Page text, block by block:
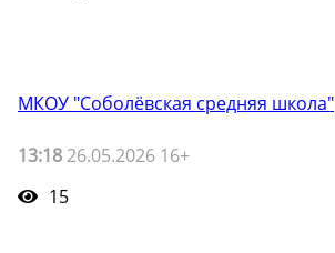
МКОУ "Соболёвская средняя школа"
13:18 26.05.2026 16+
15